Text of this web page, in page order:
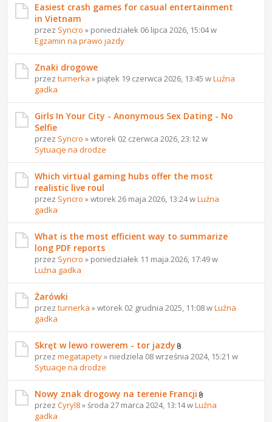
Easiest crash games for casual entertainment
in Vietnam
przez Syncro » poniedziałek 06 lipca 2026, 15:04 w
Egzamin na prawo jazdy
Znaki drogowe
przezturnerka » piątek 19 czerwca 2026, 13:45 wLuźna
gadka
Girls In Your City - Anonymous Sex Dating - No
Selfie
przez Syncro » wtorek 02 czerwca 2026, 23:12 w
Sytuacje na drodze
Which virtual gaming hubs offer the most
realistic live roul
przez Syncro » wtorek 26 maja 2026, 13:24 wLuźna
gadka
What is the most efficient way to summarize
long PDF reports
przez Syncro » poniedziałek 11 maja 2026, 17:49 w
Luźna gadka
Żarówki
przezturnerka » wtorek 02 grudnia 2025, 11:08 wLuźna
gadka
Skręt w lewo rowerem - tor jazdy
przezmegatapety» niedziela 08 września 2024, 15:21 w
Sytuacje na drodze
Nowy znak drogowy na terenie Francji
przezCyryl8» środa 27 marca 2024, 13:14 wLuźna
gadka